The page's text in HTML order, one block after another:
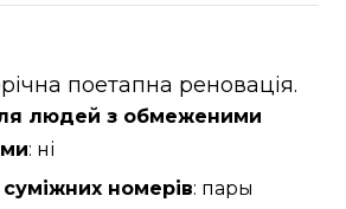
поетапна реновація.
людей з обмеженими
: ні
суміжних номерів: пары